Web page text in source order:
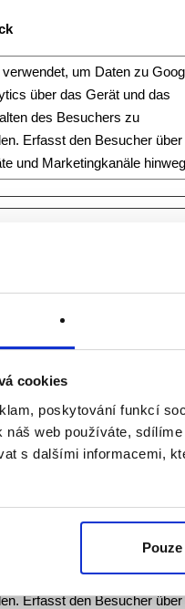
cookies
poskytování funkcí
náš web používáte,
s dalšími informacemi,
verwendet, um Daten zu
über das Gerät und das
des Besuchers zu
Erfasst den Besucher über
und Marketingkanäle
auf Webseiten zu folgen.
Benutzer sind und daher
verwendet, um Daten zu
über das Gerät und das
des Besuchers zu
über das Gerät und das
des Besuchers zu
Erfasst den Besucher über